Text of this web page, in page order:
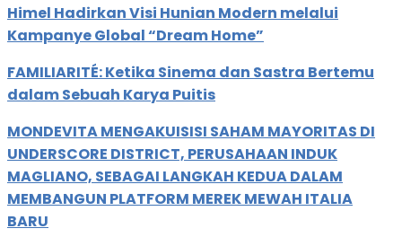
Himel Hadirkan Visi Hunian Modern melalui
Kampanye Global “Dream Home”
FAMILIARITÉ: Ketika Sinema dan Sastra Bertemu
dalam Sebuah Karya Puitis
MONDEVITA MENGAKUISISI SAHAM MAYORITAS DI
UNDERSCORE DISTRICT, PERUSAHAAN INDUK
MAGLIANO, SEBAGAI LANGKAH KEDUA DALAM
MEMBANGUN PLATFORM MEREK MEWAH ITALIA
BARU